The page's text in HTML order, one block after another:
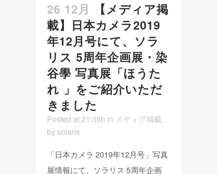
26 12月
【メディア掲
載】日本カメラ2019
年12月号にて、ソラ
リス 5周年企画展・染
谷學 写真展「ほうた
れ 」をご紹介いただ
きました
Posted at 21:39h in メディア掲載
by solaris
「日本カメラ 2019年12月号」写真
展情報にて、ソラリス 5周年企画